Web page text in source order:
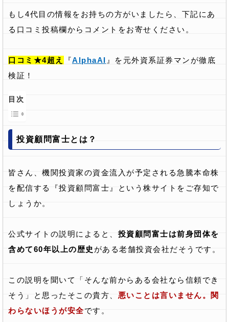
もし4代目の情報をお持ちの方がいましたら、下記にあ
る口コミ投稿欄からコメントをお寄せください。
口コミ★4超え 『AlphaAI 』を元外資系証券マンが徹底
検証！
目次
投資顧問富士とは？
皆さん、機関投資家の資金流入が予定される急騰本命株
を配信する『投資顧問富士』という株サイトをご存知で
しょうか。
公式サイトの説明によると、 投資顧問富士は前身団体を
含めて60年以上の歴史 がある老舗投資会社だそうです。
この説明を聞いて「そんな前からある会社なら信頼でき
そう」と思ったそこの貴方、 悪いことは言いません。関
わらないほうが安全です。